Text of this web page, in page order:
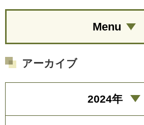
Menu
アーカイブ
2024年